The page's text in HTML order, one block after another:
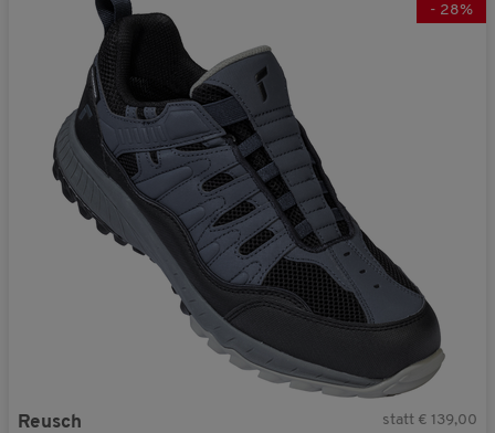
- 28%
Reusch statt € 139,00